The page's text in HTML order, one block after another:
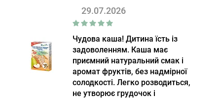
29.07.2026
Чудова каша! Дитина їсть із
задоволенням. Каша має
приємний натуральний смак і
аромат фруктів, без надмірної
солодкості. Легко розводиться,
не утворює грудочок і